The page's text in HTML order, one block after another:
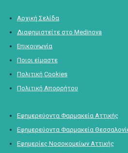
Αρχική Σελίδα
Διαφημιστείτε στο Medinova
Επικοινωνία
Ποιοι είμαστε
Πολιτική Cookies
Πολιτική Απορρήτου
Εφημερεύοντα Φαρμακεία Αττικής
Εφημερεύοντα Φαρμακεία
Εφημερίες Νοσοκομείων Αττικής